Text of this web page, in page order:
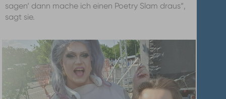
sagen‘ dann mache ich einen Poetry Slam draus“,
sagt sie.